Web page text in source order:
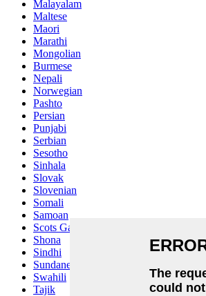
Malayalam
Maltese
Maori
Marathi
Mongolian
Burmese
Nepali
Norwegian
Pashto
Persian
Punjabi
Serbian
Sesotho
Sinhala
Slovak
Slovenian
Somali
Samoan
Scots Gaelic
Shona
Sindhi
Sundanese
Swahili
Tajik